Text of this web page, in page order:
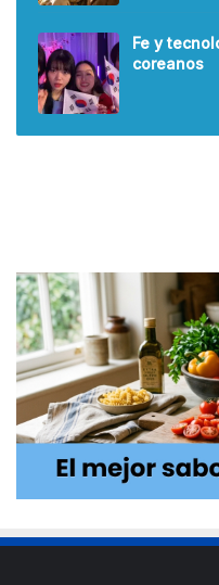
Fe y
coreanos